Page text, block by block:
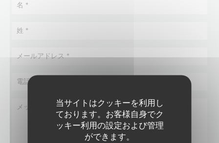
当サイトはクッキーを利用し
ております。お客様自身でク
ッキー利用の設定および管理
ができます。